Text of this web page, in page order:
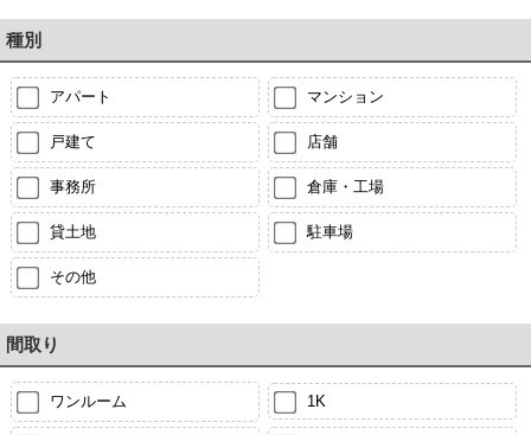
種別
アパート マンション
戸建て 店舗
事務所 倉庫・工場
貸土地 駐車場
その他
間取り
ワンルーム 1K